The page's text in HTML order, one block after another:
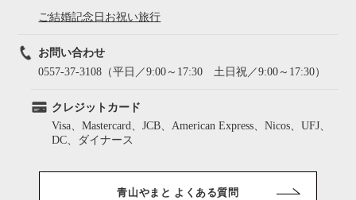
ご結婚記念日お祝い旅行
お問い合わせ
0557-37-3108（平日／9:00～17:30 土日祝／9:00～17:30）
クレジットカード
Visa、Mastercard、JCB、American Express、Nicos、UFJ、
DC、ダイナース
青山やまと よくある質問